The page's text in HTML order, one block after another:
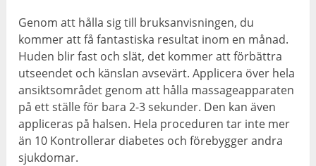
Genom att hålla sig till bruksanvisningen, du
kommer att få fantastiska resultat inom en månad.
Huden blir fast och slät, det kommer att förbättra
utseendet och känslan avsevärt. Applicera över hela
ansiktsområdet genom att hålla massageapparaten
på ett ställe för bara 2-3 sekunder. Den kan även
appliceras på halsen. Hela proceduren tar inte mer
än 10 Kontrollerar diabetes och förebygger andra
sjukdomar.